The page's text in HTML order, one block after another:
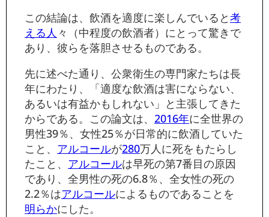
この結論は、飲酒を適度に楽しんでいると考
える人 々（中程度の飲酒者）にとって驚きで
あり、彼らを落胆させるものである。
先に述べた通り、公衆衛生の専門家たちは長
年にわたり、「適度な飲酒は害にならない、
あるいは有益かもしれない」と主張してきた
からである。この論文は、 2016年に全世界の
男性39％、女性25％が日常的に飲酒していた
こと、 アルコールが280万人に死をもたらし
たこと、 アルコールは早死の第7番目の原因
であり、全男性の死の6.8％、全女性の死の
2.2％はアルコールによるものであることを
明らかにした。